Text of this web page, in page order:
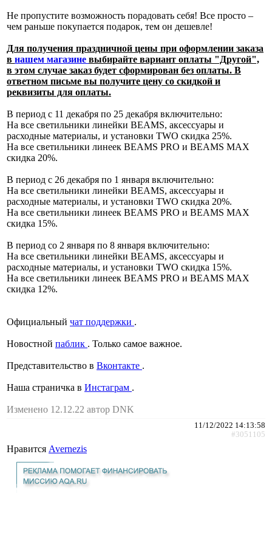
Не пропустите возможность порадовать себя! Все просто –
чем раньше покупается подарок, тем он дешевле!
Для получения праздничной цены при оформлении заказа
в нашем магазине выбирайте вариант оплаты "Другой",
в этом случае заказ будет сформирован без оплаты. В
ответном письме вы получите цену со скидкой и
реквизиты для оплаты.
В период с 11 декабря по 25 декабря включительно:
На все светильники линейки BEAMS, аксессуары и
расходные материалы, и установки TWO скидка 25%.
На все светильники линеек BEAMS PRO и BEAMS MAX
скидка 20%.
В период с 26 декабря по 1 января включительно:
На все светильники линейки BEAMS, аксессуары и
расходные материалы, и установки TWO скидка 20%.
На все светильники линеек BEAMS PRO и BEAMS MAX
скидка 15%.
В период со 2 января по 8 января включительно:
На все светильники линейки BEAMS, аксессуары и
расходные материалы, и установки TWO скидка 15%.
На все светильники линеек BEAMS PRO и BEAMS MAX
скидка 12%.
Официальный чат поддержки .
Новостной паблик . Только самое важное.
Представительство в Вконтакте .
Наша страничка в Инстаграм .
Изменено 12.12.22 автор DNK
11/12/2022 14:13:58
#3051105
Нравится Avernezis